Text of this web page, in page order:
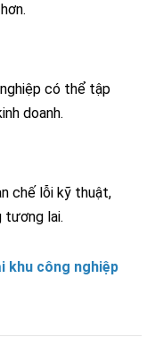
nghiệp có thể tập
doanh.
chế lỗi kỹ thuật,
tương lai.
khu công nghiệp